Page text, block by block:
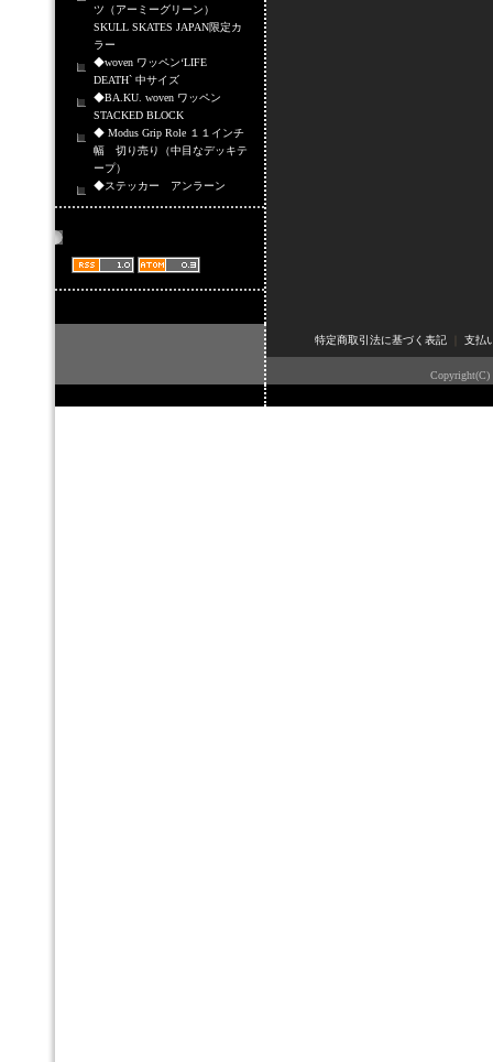
ツ（アーミーグリーン）
SKULL SKATES JAPAN限定カ
ラー
◆woven ワッペン‘LIFE
DEATH` 中サイズ
◆BA.KU. woven ワッペン
STACKED BLOCK
◆ Modus Grip Role １１インチ
幅 切り売り（中目なデッキテ
ープ）
◆ステッカー アンラーン
特定商取引法に基づく表記｜ 支払
Copyright(C)